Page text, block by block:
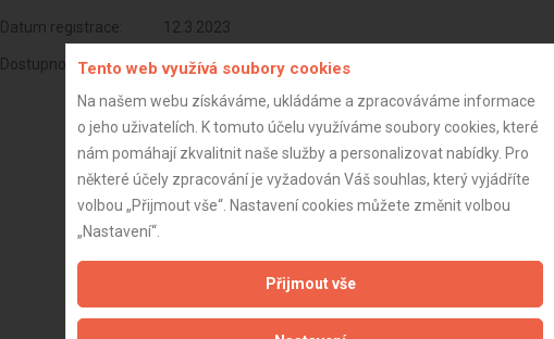
Datum registrace: 12.3.2023
Dostupnost:Tento web využívá soubory cookies
Na našem webu získáváme, ukládáme a zpracováváme informace
o jeho uživatelích. K tomuto účelu využíváme soubory cookies, které
nám pomáhají zkvalitnit naše služby a personalizovat nabídky. Pro
některé účely zpracování je vyžadován Váš souhlas, který vyjádříte
volbou „Přijmout vše“. Nastavení cookies můžete změnit volbou
„Nastavení“.
Přijmout vše